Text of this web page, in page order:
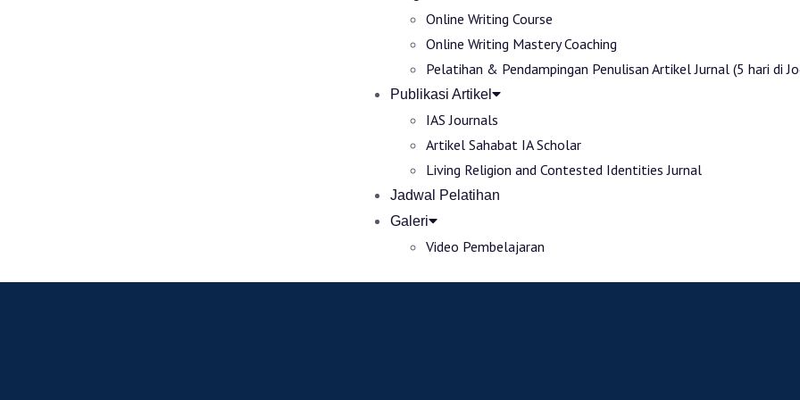
Online Writing Course
Online Writing Mastery Coaching
Pelatihan & Pendampingan Penulisan Artikel Jurnal (5 hari di
Publikasi Artikel
IAS Journals
Artikel Sahabat IA Scholar
Living Religion and Contested Identities Jurnal
Jadwal Pelatihan
Galeri
Video Pembelajaran